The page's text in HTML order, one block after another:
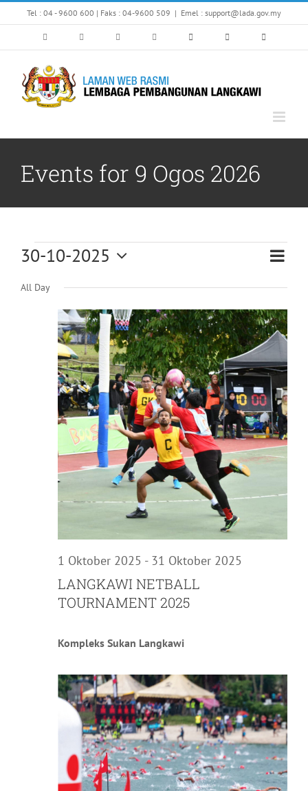
to
Tel : 04 - 9600 600 | Faks : 04-9600 509 | Emel : support@lada.gov.my
Events for 9 Ogos 2026
Events
for
30
Oktober
2025
Day
30-10-2025
date.
All Day
LANGKAWI NETBALL
TOURNAMENT 2025
1 Oktober 2025 - 31 Oktober 2025
Kompleks Sukan Langkawi